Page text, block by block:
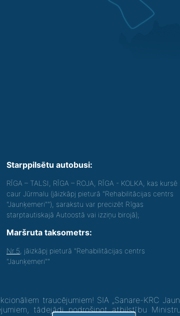
Starppilsētu autobusi:
RĪGA – TALSI, RĪGA – ROJA, RĪGA - KOLKA, kas kursē
caur Jūrmalu (jāizkāpj pieturā "Rehabilitācijas centrs
"Jaunķemeri""), sarakstu var precizēt Rīgas
starptautiskajā Autoostā vai izziņu birojā);
Maršruta taksometrs:
Nr.5 , jāizkāpj pieturā "Rehabilitācijas centrs
"Jaunķemeri""
traucējumiem! SIA „Sanare-KRC
tādejādi nodrošinot atbilstību